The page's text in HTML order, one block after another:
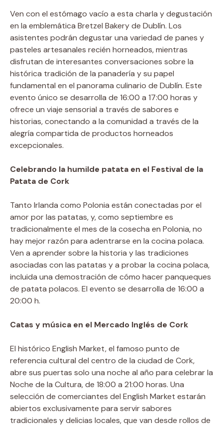
Ven con el estómago vacío a esta charla y degustación
en la emblemática Bretzel Bakery de Dublín. Los
asistentes podrán degustar una variedad de panes y
pasteles artesanales recién horneados, mientras
disfrutan de interesantes conversaciones sobre la
histórica tradición de la panadería y su papel
fundamental en el panorama culinario de Dublín. Este
evento único se desarrolla de 16:00 a 17:00 horas y
ofrece un viaje sensorial a través de sabores e
historias, conectando a la comunidad a través de la
alegría compartida de productos horneados
excepcionales.
Celebrando la humilde patata en el Festival de la
Patata de Cork
Tanto Irlanda como Polonia están conectadas por el
amor por las patatas, y, como septiembre es
tradicionalmente el mes de la cosecha en Polonia, no
hay mejor razón para adentrarse en la cocina polaca.
Ven a aprender sobre la historia y las tradiciones
asociadas con las patatas y a probar la cocina polaca,
incluida una demostración de cómo hacer panqueques
de patata polacos. El evento se desarrolla de 16:00 a
20:00 h.
Catas y música en el Mercado Inglés de Cork
El histórico English Market, el famoso punto de
referencia cultural del centro de la ciudad de Cork,
abre sus puertas solo una noche al año para celebrar la
Noche de la Cultura, de 18:00 a 21:00 horas. Una
selección de comerciantes del English Market estarán
abiertos exclusivamente para servir sabores
tradicionales y delicias locales, que van desde rollos de